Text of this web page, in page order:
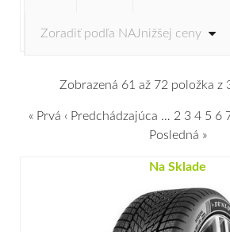
Zobrazená 61 až 72 položka z
« Prvá ‹ Predchádzajúca … 2 3 4 5 6
Posledná »
Na Sklade